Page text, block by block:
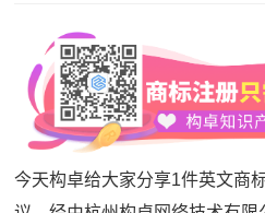
今天构卓给大家分享1件英文商